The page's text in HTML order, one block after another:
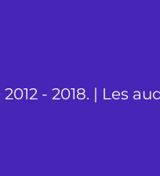
- 2018. | Les